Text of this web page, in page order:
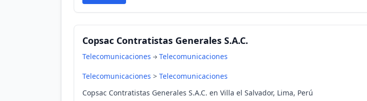
Copsac Contratistas Generales S.A.C.
Telecomunicaciones Telecomunicaciones
Telecomunicaciones > Telecomunicaciones
Copsac Contratistas Generales S.A.C. en Villa el Salvador, Lima, Perú